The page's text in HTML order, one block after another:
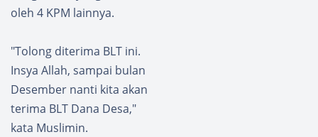
oleh 4 KPM lainnya.
"Tolong diterima BLT ini.
Insya Allah, sampai bulan
Desember nanti kita akan
terima BLT Dana Desa,"
kata Muslimin.